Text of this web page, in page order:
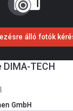
álló fotók
TECH
GmbH